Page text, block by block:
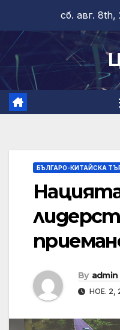
content
сб. авг. 8th,
БЪЛГАРО-КИТАЙСКА
By admin
НОЕ. 2,